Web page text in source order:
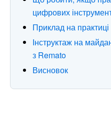
цифрових
Приклад на практиці
Інструктаж на
з Remato
Висновок